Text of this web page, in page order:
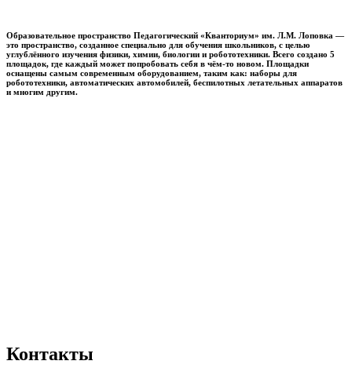
Образовательное пространство Педагогический «Кванториум» им. Л.М. Лоповка —
это пространство, созданное специально для обучения школьников, с целью
углублённого изучения физики, химии, биологии и робототехники. Всего создано 5
площадок, где каждый может попробовать себя в чём-то новом. Площадки
оснащены самым современным оборудованием, таким как: наборы для
робототехники, автоматических автомобилей, беспилотных летательных аппаратов
и многим другим.
Контакты